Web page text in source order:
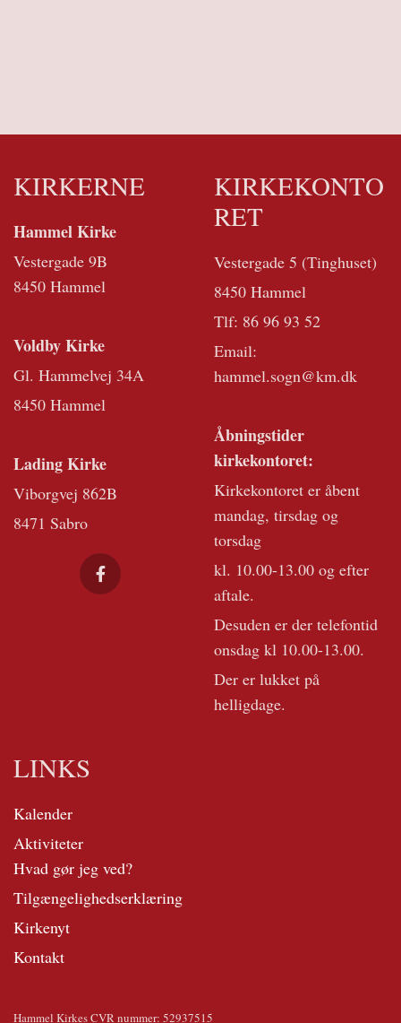
KIRKERNE
Hammel Kirke
Vestergade 9B
8450 Hammel
Voldby Kirke
Gl. Hammelvej 34A
8450 Hammel
Lading Kirke
Viborgvej 862B
8471 Sabro
KIRKEKONTO
RET
Vestergade 5 (Tinghuset)
8450 Hammel
Tlf: 86 96 93 52
Email:
hammel.sogn@km.dk
Åbningstider
kirkekontoret:
Kirkekontoret er åbent
mandag, tirsdag og
torsdag
kl. 10.00-13.00 og efter
aftale.
Desuden er der telefontid
onsdag kl 10.00-13.00.
Der er lukket på
helligdage.
LINKS
Kalender
Aktiviteter
Hvad gør jeg ved?
Tilgængelighedserklæring
Kirkenyt
Kontakt
Hammel Kirkes CVR nummer: 52937515